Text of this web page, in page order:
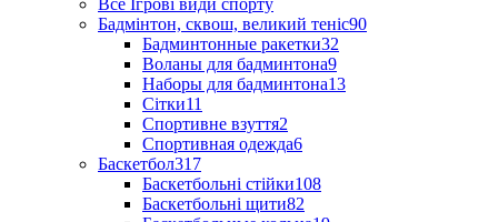
Все Ігрові види спорту
Бадмінтон, сквош, великий теніс90
Бадминтонные ракетки32
Воланы для бадминтона9
Наборы для бадминтона13
Сітки11
Спортивне взуття2
Спортивная одежда6
Баскетбол317
Баскетбольні стійки108
Баскетбольні щити82